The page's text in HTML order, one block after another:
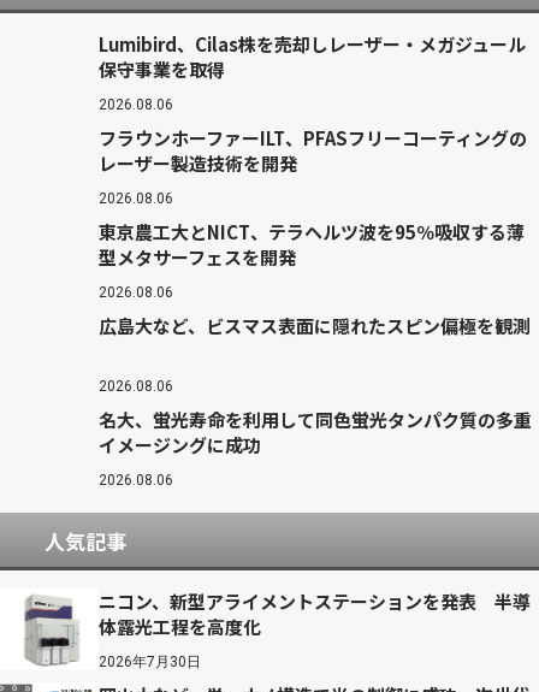
Lumibird、Cilas株を売却しレーザー・メガジュール
保守事業を取得
2026.08.06
フラウンホーファーILT、PFASフリーコーティングの
レーザー製造技術を開発
2026.08.06
東京農工大とNICT、テラヘルツ波を95％吸収する薄
型メタサーフェスを開発
2026.08.06
広島大など、ビスマス表面に隠れたスピン偏極を観測
2026.08.06
名大、蛍光寿命を利用して同色蛍光タンパク質の多重
イメージングに成功
2026.08.06
人気記事
ニコン、新型アライメントステーションを発表 半導
体露光工程を高度化
2026年7月30日